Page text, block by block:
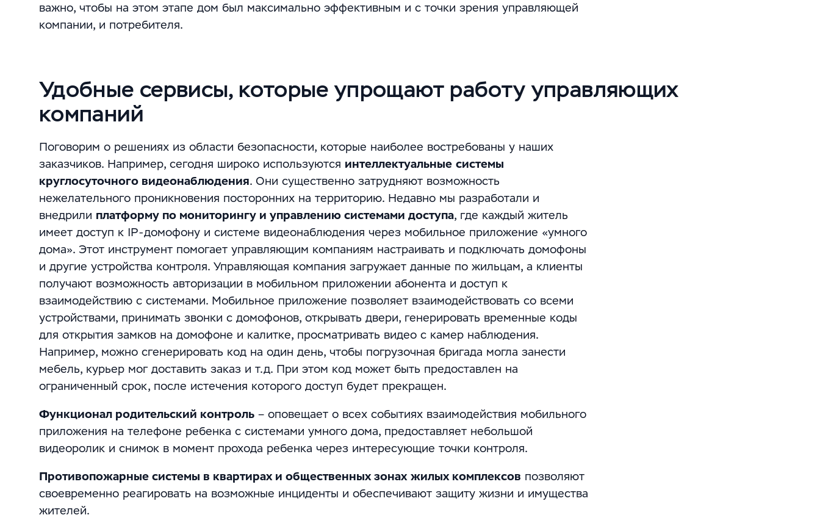
важно, чтобы на этом этапе дом был максимально эффективным и с точки зрения управляющей
компании, и потребителя.
Удобные сервисы, которые упрощают работу управляющих
компаний
Поговорим о решениях из области безопасности, которые наиболее востребованы у наших
заказчиков. Например, сегодня широко используются интеллектуальные системы
круглосуточного видеонаблюдения. Они существенно затрудняют возможность
нежелательного проникновения посторонних на территорию. Недавно мы разработали и
внедрили платформу по мониторингу и управлению системами доступа, где каждый житель
имеет доступ к IP-домофону и системе видеонаблюдения через мобильное приложение «умного
дома». Этот инструмент помогает управляющим компаниям настраивать и подключать домофоны
и другие устройства контроля. Управляющая компания загружает данные по жильцам, а клиенты
получают возможность авторизации в мобильном приложении абонента и доступ к
взаимодействию с системами. Мобильное приложение позволяет взаимодействовать со всеми
устройствами, принимать звонки с домофонов, открывать двери, генерировать временные коды
для открытия замков на домофоне и калитке, просматривать видео с камер наблюдения.
Например, можно сгенерировать код на один день, чтобы погрузочная бригада могла занести
мебель, курьер мог доставить заказ и т.д. При этом код может быть предоставлен на
ограниченный срок, после истечения которого доступ будет прекращен.
Функционал родительский контроль – оповещает о всех событиях взаимодействия мобильного
приложения на телефоне ребенка с системами умного дома, предоставляет небольшой
видеоролик и снимок в момент прохода ребенка через интересующие точки контроля.
Противопожарные системы в квартирах и общественных зонах жилых комплексов позволяют
своевременно реагировать на возможные инциденты и обеспечивают защиту жизни и имущества
жителей.